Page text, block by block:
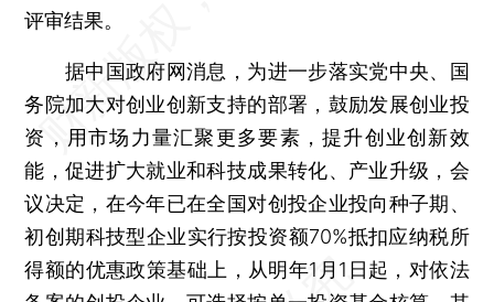
评审结果。
据中国政府网消息，为进一步落实党中央、国
务院加大对创业创新支持的部署，鼓励发展创业投
资，用市场力量汇聚更多要素，提升创业创新效
能，促进扩大就业和科技成果转化、产业升级，会
议决定，在今年已在全国对创投企业投向种子期、
初创期科技型企业实行按投资额70%抵扣应纳税所
得额的优惠政策基础上，从明年1月1日起，对依法